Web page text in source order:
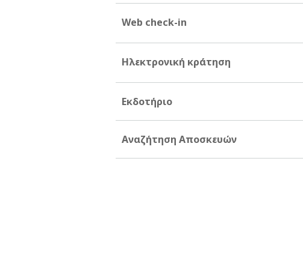
Web check-in
Ηλεκτρονική κράτηση
Εκδοτήριο
Αναζήτηση Αποσκευών